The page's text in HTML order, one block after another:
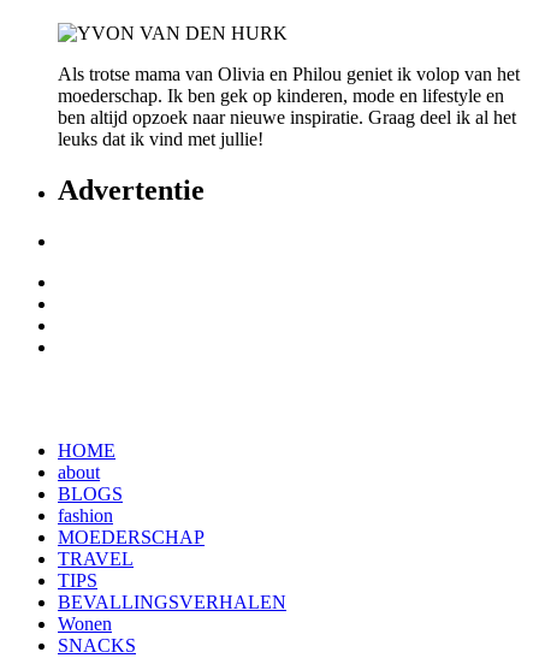
Als trotse mama van Olivia en Philou geniet ik volop van het
moederschap. Ik ben gek op kinderen, mode en lifestyle en
ben altijd opzoek naar nieuwe inspiratie. Graag deel ik al het
leuks dat ik vind met jullie!
Advertentie
HOME
about
BLOGS
fashion
MOEDERSCHAP
TRAVEL
TIPS
BEVALLINGSVERHALEN
Wonen
SNACKS